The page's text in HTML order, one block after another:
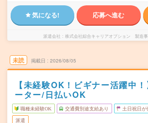
気になる! 応募へ進む
派遣会社 株式会社綜合キャリアオプション 製造事
未読 掲載日 2026/08/05
【未経験OK！ビギナー活躍中
ーター/日払いOK
職種未経験OK 交通費別途支給あり 土日祝日が
派遣